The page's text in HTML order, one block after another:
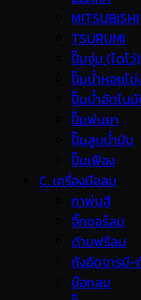
MITSUBISHI
TSURUMI
ปั๊มจุ่ม (ไดโว่)
ปั๊มน้ำหอยโข่
ปั๊มน้ำอัตโน
ปั๊มพ่นยา
ปั๊มสูบน้ำมัน
ปั๊มเฟือง
C. เครื่องมือลม
กาพ่นสี
จิ๊กซอร์ลม
ด้ามฟรีลม
ถังอัดจารบี-
บ๊อกลม